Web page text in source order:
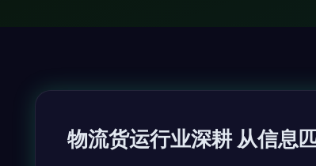
物流货运行业深耕 从信息